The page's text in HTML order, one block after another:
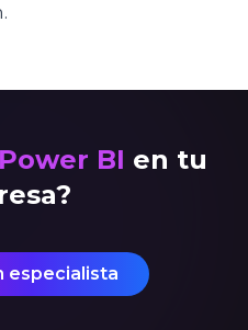
Power BI en tu
especialista